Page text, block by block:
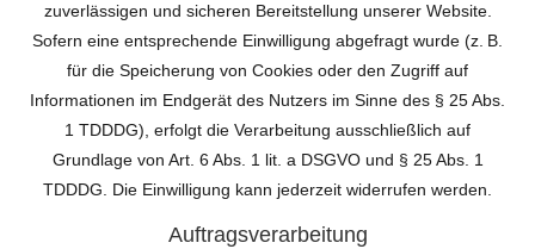
zuverlässigen und sicheren Bereitstellung unserer Website.
Sofern eine entsprechende Einwilligung abgefragt wurde (z. B.
für die Speicherung von Cookies oder den Zugriff auf
Informationen im Endgerät des Nutzers im Sinne des § 25 Abs.
1 TDDDG), erfolgt die Verarbeitung ausschließlich auf
Grundlage von Art. 6 Abs. 1 lit. a DSGVO und § 25 Abs. 1
TDDDG. Die Einwilligung kann jederzeit widerrufen werden.
Auftragsverarbeitung